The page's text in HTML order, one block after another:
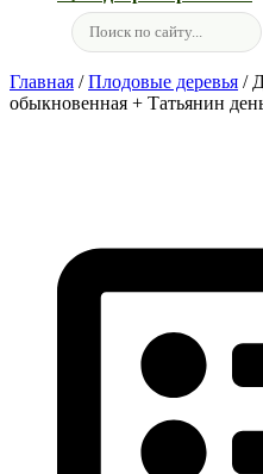
Главная /Плодовые деревья /
обыкновенная + Татьянин